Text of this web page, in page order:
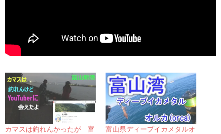
カマスは釣れんかったが 富
富山県ディープイカメタルオ